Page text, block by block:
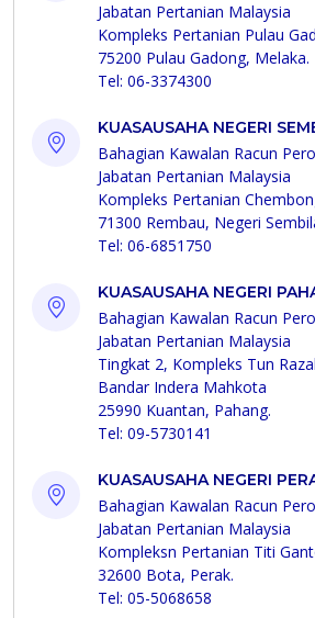
Jabatan Pertanian Malaysia
Kompleks Pertanian Pulau
75200 Pulau Gadong, Melaka.
Tel: 06-3374300
KUASAUSAHA NEGERI
Bahagian Kawalan Racun
Jabatan Pertanian Malaysia
Kompleks Pertanian
71300 Rembau, Negeri
Tel: 06-6851750
KUASAUSAHA NEGERI
Bahagian Kawalan Racun
Jabatan Pertanian Malaysia
Tingkat 2, Kompleks Tun
Bandar Indera Mahkota
25990 Kuantan, Pahang.
Tel: 09-5730141
KUASAUSAHA NEGERI
Bahagian Kawalan Racun
Jabatan Pertanian Malaysia
Kompleksn Pertanian Titi
32600 Bota, Perak.
Tel: 05-5068658